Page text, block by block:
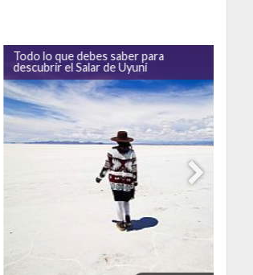
Todo lo que debes saber para
descubrir el Salar de Uyuni